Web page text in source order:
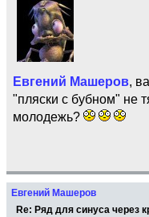
Евгений Машеров,
"пляски с бубном" не
молодежь?
Евгений Машеров
Re: Ряд для синуса через